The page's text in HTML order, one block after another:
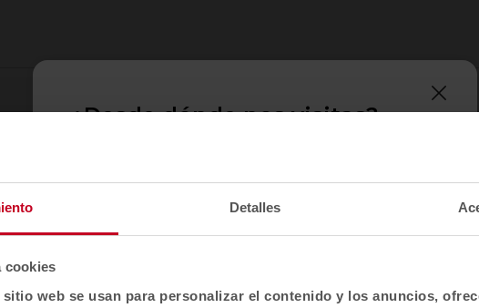
Detalles
cookies
sitio web se usan para personalizar el contenido y los anuncios,
¿Desde dónde nos visitas?
Selecciona localización